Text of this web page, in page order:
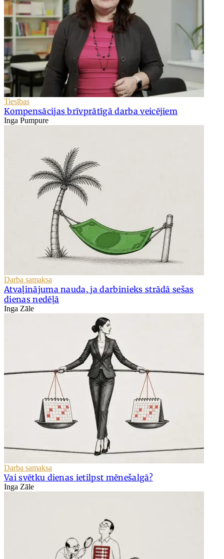
Tiesības
Kompensācijas brīvprātīgā darba veicējiem
Inga Pumpure
Darba samaksa
Atvaļinājuma nauda, ja darbinieks strādā sešas
dienas nedēļā
Inga Zāle
Darba samaksa
Vai svētku dienas ietilpst mēnešalgā?
Inga Zāle